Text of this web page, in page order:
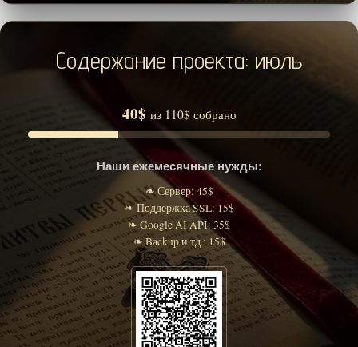
Содержание проекта: июль
40$ из 110$ собрано
Наши ежемесячные нужды:
❧ Сервер: 45$
❧ Поддержка SSL: 15$
❧ Google AI API: 35$
❧ Backup и тд.: 15$